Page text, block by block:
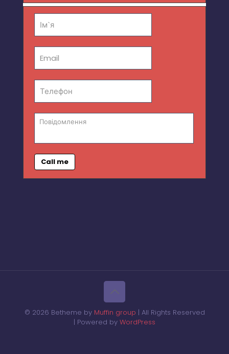
Call me
© 2026 Betheme by Muffin group | All Rights Reserved
| Powered by WordPress